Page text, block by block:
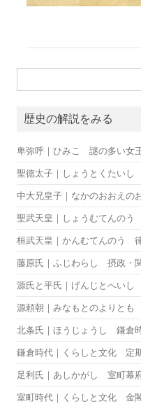
歴史の解説をみる
卑弥呼｜ひみこ 謎の多い女
聖徳太子｜しょうとくたい
中大兄皇子｜なかのおおえの
聖武天皇｜しょうむてんの
桓武天皇｜かんむてんのう
藤原氏｜ふじわらし 摂政・
源氏と平氏｜げんじとへいし
源頼朝｜みなもとのよりと
北条氏｜ほうじょうし 鎌倉
鎌倉時代｜くらしと文化 定
足利氏｜あしかがし 室町幕
室町時代｜くらしと文化 金